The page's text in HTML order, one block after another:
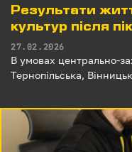
Результати
культур після
27.02.2026
В умовах центрально-
Тернопільська,